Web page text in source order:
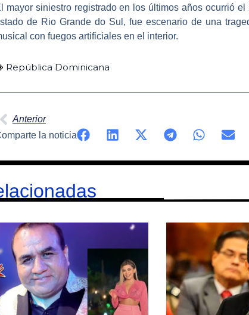
mayor siniestro registrado en los últimos años ocurrió
de Rio Grande do Sul, fue escenario de una
con fuegos artificiales en el interior.
República Dominicana
Anterior
la noticia